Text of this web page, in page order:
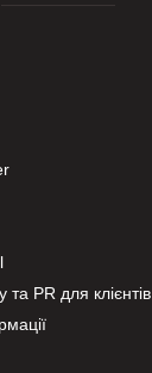
PR для клієнтів